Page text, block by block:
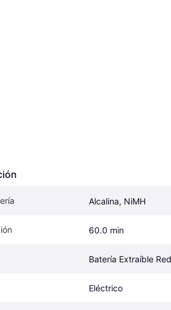
Alcalina, NiMH
60.0 min
Batería Extraíble
Eléctrico